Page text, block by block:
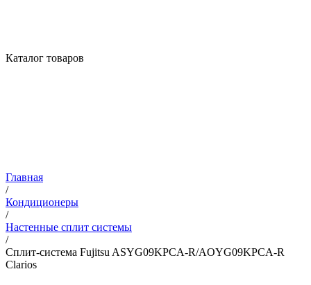
Каталог товаров
Главная
/
Кондиционеры
/
Настенные сплит системы
/
Сплит-система Fujitsu ASYG09KPCA-R/AOYG09KPCA-R
Clarios